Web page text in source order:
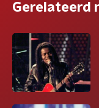
Gerelateerd